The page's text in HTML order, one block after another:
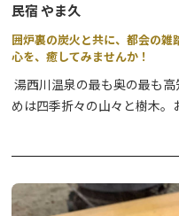
民宿 やま久
囲炉裏の炭火と共に、都会の
心を、癒してみませんか！
湯西川温泉の最も奥の最も
めは四季折々の山々と樹木